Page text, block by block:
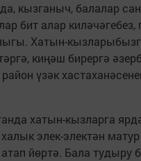
кызганыч, балалар
бит алар киләчәгебез,
Хатын-
киңәш бирергә
үзәк
хатын-кызларга
элек-электән
йөртә. Бала тудыру